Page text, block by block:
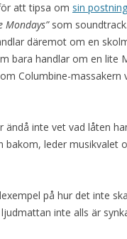
att tipsa om sin postning
Mondays”som soundtrack.
däremot om en
bara handlar om en lite
Columbine-massakern
ändå inte vet vad låten
bakom, leder
på hur det inte
inte alls är